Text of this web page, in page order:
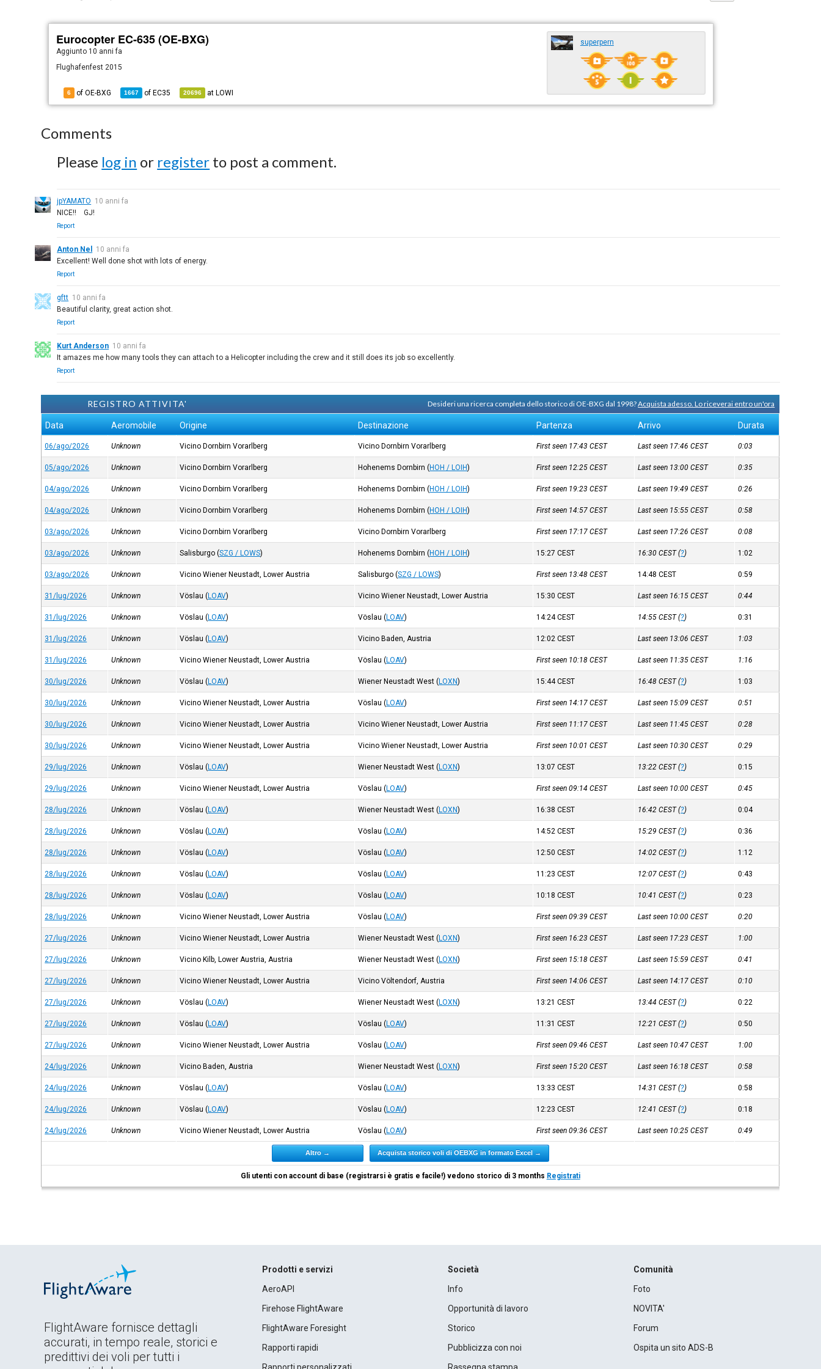
Eurocopter EC-635 (OE-BXG)
Aggiunto 10 anni fa
Flughafenfest 2015
6 of OE-BXG 1667 of EC35 20696 at LOWI
superpern
Comments
Please log in or register to post a comment.
jpYAMATO 10 anni fa
NICE!! GJ!
Report
Anton Nel
10 anni fa
Excellent! Well done shot with lots of energy.
Report
gftt 10 anni fa
Beautiful clarity, great action shot.
Report
Kurt Anderson 10 anni fa
It amazes me how many tools they can attach to a Helicopter including the crew and it still does its job so excellently.
Report
REGISTRO ATTIVITA' Desideri una ricerca completa dello storico di OE-BXG dal 1998?Acquista adesso. Lo riceverai entro un'ora
Data Aeromobile Origine Destinazione Partenza Arrivo Durata
06/ago/2026 Unknown Vicino Dornbirn Vorarlberg Vicino Dornbirn Vorarlberg First seen 17:43CEST Last seen 17:46CEST 0:03
05/ago/2026 Unknown Vicino Dornbirn Vorarlberg Hohenems Dornbirn(HOH / LOIH) First seen 12:25CEST Last seen 13:00CEST 0:35
04/ago/2026 Unknown Vicino Dornbirn Vorarlberg Hohenems Dornbirn(HOH / LOIH) First seen 19:23CEST Last seen 19:49CEST 0:26
04/ago/2026 Unknown Vicino Dornbirn Vorarlberg Hohenems Dornbirn(HOH / LOIH) First seen 14:57CEST Last seen 15:55CEST 0:58
03/ago/2026 Unknown Vicino Dornbirn Vorarlberg Vicino Dornbirn Vorarlberg First seen 17:17CEST Last seen 17:26CEST 0:08
03/ago/2026 Unknown Salisburgo (SZG / LOWS) Hohenems Dornbirn(HOH / LOIH) 15:27CEST 16:30CEST(?) 1:02
03/ago/2026 Unknown Vicino Wiener Neustadt, Lower Austria Salisburgo (SZG / LOWS) First seen 13:48CEST 14:48CEST 0:59
31/lug/2026 Unknown Vöslau (LOAV) Vicino Wiener Neustadt, Lower Austria 15:30CEST Last seen 16:15CEST 0:44
31/lug/2026 Unknown Vöslau (LOAV) Vöslau (LOAV) 14:24CEST 14:55CEST(?) 0:31
31/lug/2026 Unknown Vöslau (LOAV) Vicino Baden, Austria 12:02CEST Last seen 13:06CEST 1:03
31/lug/2026 Unknown Vicino Wiener Neustadt, Lower Austria Vöslau (LOAV) First seen 10:18CEST Last seen 11:35CEST 1:16
30/lug/2026 Unknown Vöslau (LOAV) Wiener Neustadt West (LOXN) 15:44CEST 16:48CEST(?) 1:03
30/lug/2026 Unknown Vicino Wiener Neustadt, Lower Austria Vöslau (LOAV) First seen 14:17CEST Last seen 15:09CEST 0:51
30/lug/2026 Unknown Vicino Wiener Neustadt, Lower Austria Vicino Wiener Neustadt, Lower Austria First seen 11:17CEST Last seen 11:45CEST 0:28
30/lug/2026 Unknown Vicino Wiener Neustadt, Lower Austria Vicino Wiener Neustadt, Lower Austria First seen 10:01CEST Last seen 10:30CEST 0:29
29/lug/2026 Unknown Vöslau (LOAV) Wiener Neustadt West (LOXN) 13:07CEST 13:22CEST(?) 0:15
29/lug/2026 Unknown Vicino Wiener Neustadt, Lower Austria Vöslau (LOAV) First seen 09:14CEST Last seen 10:00CEST 0:45
28/lug/2026 Unknown Vöslau (LOAV) Wiener Neustadt West (LOXN) 16:38CEST 16:42CEST(?) 0:04
28/lug/2026 Unknown Vöslau (LOAV) Vöslau (LOAV) 14:52CEST 15:29CEST(?) 0:36
28/lug/2026 Unknown Vöslau (LOAV) Vöslau (LOAV) 12:50CEST 14:02CEST(?) 1:12
28/lug/2026 Unknown Vöslau (LOAV) Vöslau (LOAV) 11:23CEST 12:07CEST(?) 0:43
28/lug/2026 Unknown Vöslau (LOAV) Vöslau (LOAV) 10:18CEST 10:41CEST(?) 0:23
28/lug/2026 Unknown Vicino Wiener Neustadt, Lower Austria Vöslau (LOAV) First seen 09:39CEST Last seen 10:00CEST 0:20
27/lug/2026 Unknown Vicino Wiener Neustadt, Lower Austria Wiener Neustadt West (LOXN) First seen 16:23CEST Last seen 17:23CEST 1:00
27/lug/2026 Unknown Vicino Kilb, Lower Austria, Austria Wiener Neustadt West (LOXN) First seen 15:18CEST Last seen 15:59CEST 0:41
27/lug/2026 Unknown Vicino Wiener Neustadt, Lower Austria Vicino Völtendorf, Austria First seen 14:06CEST Last seen 14:17CEST 0:10
27/lug/2026 Unknown Vöslau (LOAV) Wiener Neustadt West (LOXN) 13:21CEST 13:44CEST(?) 0:22
27/lug/2026 Unknown Vöslau (LOAV) Vöslau (LOAV) 11:31CEST 12:21CEST(?) 0:50
27/lug/2026 Unknown Vicino Wiener Neustadt, Lower Austria Vöslau (LOAV) First seen 09:46CEST Last seen 10:47CEST 1:00
24/lug/2026 Unknown Vicino Baden, Austria Wiener Neustadt West (LOXN) First seen 15:20CEST Last seen 16:18CEST 0:58
24/lug/2026 Unknown Vöslau (LOAV) Vöslau (LOAV) 13:33CEST 14:31CEST(?) 0:58
24/lug/2026 Unknown Vöslau (LOAV) Vöslau (LOAV) 12:23CEST 12:41CEST(?) 0:18
24/lug/2026 Unknown Vicino Wiener Neustadt, Lower Austria Vöslau (LOAV) First seen 09:36CEST Last seen 10:25CEST 0:49
Altro → Acquista storico voli di OEBXG in formato Excel →
Gli utenti con account di base (registrarsi è gratis e facile!) vedono storico di 3 months Registrati
FlightAware fornisce dettagli
accurati, in tempo reale, storici e
predittivi dei voli per tutti i
Prodotti e servizi
AeroAPI
Firehose FlightAware
FlightAware Foresight
Rapporti rapidi
Società
Info
Opportunità di lavoro
Storico
Pubblicizza con noi
Comunità
Foto
NOVITA'
Forum
Ospita un sito ADS-B